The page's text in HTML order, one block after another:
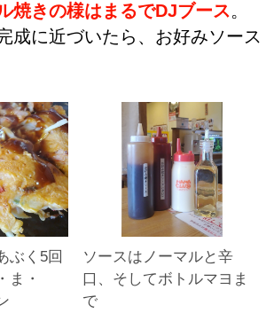
焼きの様はまるでDJブース。
成に近づいたら、お好みソース
ぶく5回
ま・
ソースはノーマルと辛
口、そしてボトルマヨま
で